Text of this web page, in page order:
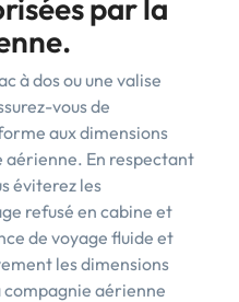
par la
à dos ou une valise
vous de
aux dimensions
aérienne. En respectant
éviterez les
refusé en cabine et
de voyage fluide et
les dimensions
aérienne